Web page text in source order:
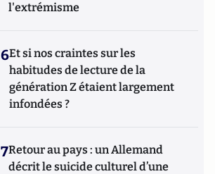
l'extrémisme
6Et si nos craintes sur les
habitudes de lecture de la
génération Z étaient largement
infondées ?
7Retour au pays : un Allemand
décrit le suicide culturel d’une